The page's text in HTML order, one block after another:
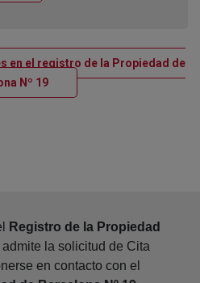
en el registro de la Propiedad de
Nº 19Ventana nueva
Registro de la Propiedad
admite la solicitud de Cita
en contacto con el